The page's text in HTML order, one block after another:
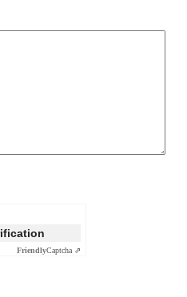
FriendlyCaptcha ⇗